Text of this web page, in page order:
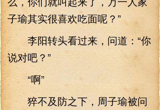
子瑜其实很喜欢吃面呢？”
李阳转头看过来，问道：“你
说对吧？”
“啊”
猝不及防之下，周子瑜被问